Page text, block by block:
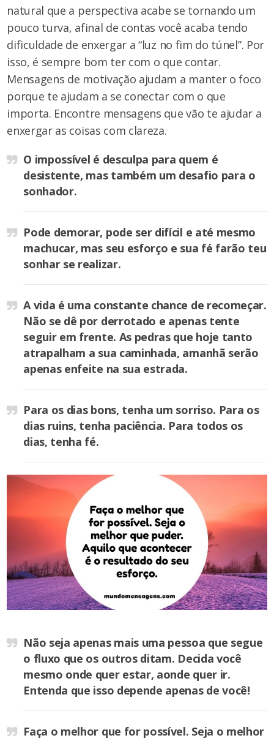
natural que a perspectiva acabe se tornando um
pouco turva, afinal de contas você acaba tendo
dificuldade de enxergar a “luz no fim do túnel”. Por
isso, é sempre bom ter com o que contar.
Mensagens de motivação ajudam a manter o foco
porque te ajudam a se conectar com o que
importa. Encontre mensagens que vão te ajudar a
enxergar as coisas com clareza.
O impossível é desculpa para quem é
desistente, mas também um desafio para o
sonhador.
Pode demorar, pode ser difícil e até mesmo
machucar, mas seu esforço e sua fé farão teu
sonhar se realizar.
A vida é uma constante chance de recomeçar.
Não se dê por derrotado e apenas tente
seguir em frente. As pedras que hoje tanto
atrapalham a sua caminhada, amanhã serão
apenas enfeite na sua estrada.
Para os dias bons, tenha um sorriso. Para os
dias ruins, tenha paciência. Para todos os
dias, tenha fé.
Não seja apenas mais uma pessoa que segue
o fluxo que os outros ditam. Decida você
mesmo onde quer estar, aonde quer ir.
Entenda que isso depende apenas de você!
Faça o melhor que for possível. Seja o melhor